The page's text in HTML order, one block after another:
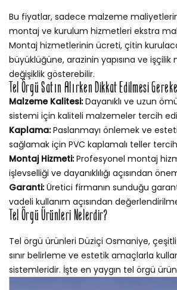
Bu fiyatlar, sadece malzeme
montaj ve kurulum hizmetleri ekstra
Montaj hizmetlerinin ücreti, çitin
büyüklüğüne, arazinin yapısına ve
değişiklik gösterebilir.
Tel Örgü Satın Alırken Dikkat Edilmesi
Malzeme Kalitesi:Dayanıklı ve uzun
sistemi için kaliteli malzemeler tercih
Kaplama:Paslanmayı önlemek ve
sağlamak için PVC kaplamalı teller
Montaj Hizmeti:Profesyonel montaj
işlevselliği ve dayanıklılığı açısından
Garanti:Üretici firmanın sunduğu
vadeli kullanım açısından
Tel Örgü Ürünleri Nelerdir?
Tel örgü ürünleri Düziçi Osmaniye,
sınır belirleme ve estetik amaçlarla
sistemleridir. İşte en yaygın tel örgü